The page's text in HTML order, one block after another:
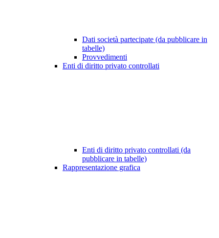
Dati società partecipate (da pubblicare in
tabelle)
Provvedimenti
Enti di diritto privato controllati
Enti di diritto privato controllati (da
pubblicare in tabelle)
Rappresentazione grafica